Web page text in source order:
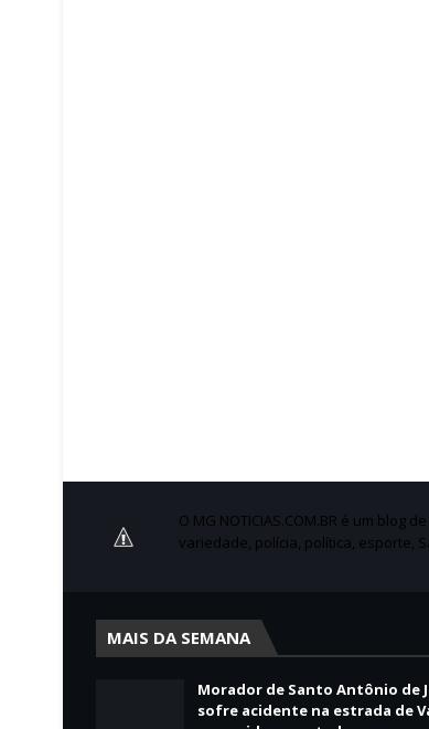
O MG NOTICIAS.COM.BR é um blog
variedade, polícia, política, esporte,
MAIS DA SEMANA
Morador de Santo Antônio de
sofre acidente na estrada de